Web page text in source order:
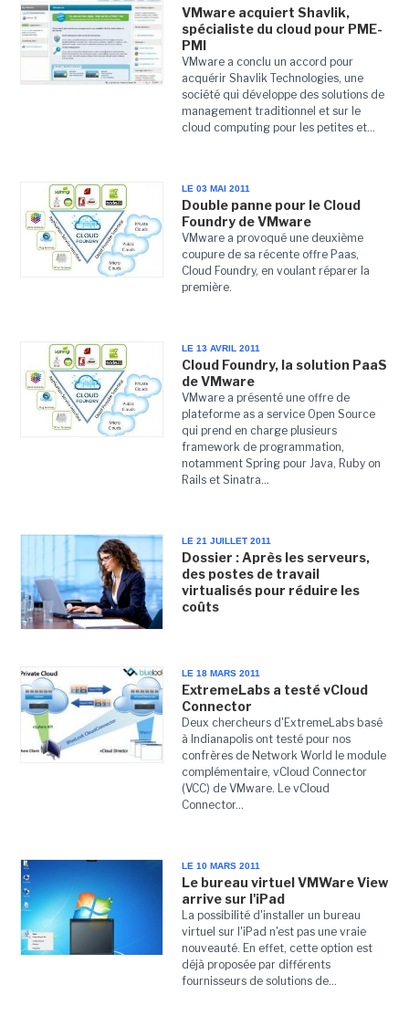
VMware acquiert Shavlik,
spécialiste du cloud pour PME-
PMI
VMware a conclu un accord pour
acquérir Shavlik Technologies, une
société qui développe des solutions de
management traditionnel et sur le
cloud computing pour les petites et...
LE 03 MAI 2011
Double panne pour le Cloud
Foundry de VMware
VMware a provoqué une deuxième
coupure de sa récente offre Paas,
Cloud Foundry, en voulant réparer la
première.
LE 13 AVRIL 2011
Cloud Foundry, la solution PaaS
de VMware
VMware a présenté une offre de
plateforme as a service Open Source
qui prend en charge plusieurs
framework de programmation,
notamment Spring pour Java, Ruby on
Rails et Sinatra...
LE 21 JUILLET 2011
Dossier : Après les serveurs,
des postes de travail
virtualisés pour réduire les
coûts
LE 18 MARS 2011
ExtremeLabs a testé vCloud
Connector
Deux chercheurs d'ExtremeLabs basé
à Indianapolis ont testé pour nos
confrères de Network World le module
complémentaire, vCloud Connector
(VCC) de VMware. Le vCloud
Connector...
LE 10 MARS 2011
Le bureau virtuel VMWare View
arrive sur l'iPad
La possibilité d'installer un bureau
virtuel sur l'iPad n'est pas une vraie
nouveauté. En effet, cette option est
déjà proposée par différents
fournisseurs de solutions de...